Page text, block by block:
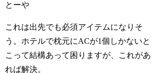
とーや
これは出先でも必須アイテムになりそ
う。ホテルで枕元にACが1個しかないと
こって結構あって困りますが、これがあ
れば解決。